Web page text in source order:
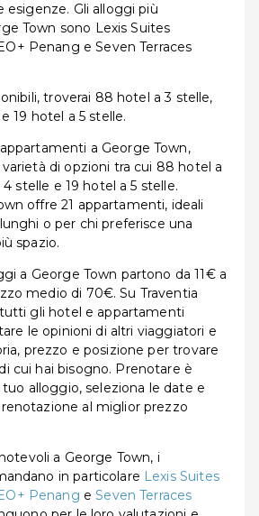
esigenze. Gli alloggi più
Town sono Lexis Suites
Penang e Seven Terraces
troverai 88 hotel a 3 stelle,
19 hotel a 5 stelle.
a George Town,
di opzioni tra cui 88 hotel a
stelle e 19 hotel a 5 stelle.
offre 21 appartamenti, ideali
o per chi preferisce una
spazio.
a George Town partono da 11€ a
medio di 70€. Su Traventia
gli hotel e appartamenti
le opinioni di altri viaggiatori e
prezzo e posizione per trovare
cui hai bisogno. Prenotare è
alloggio, seleziona le date e
al miglior prezzo
a George Town, i
in particolare Lexis Suites
Penang eSeven Terraces